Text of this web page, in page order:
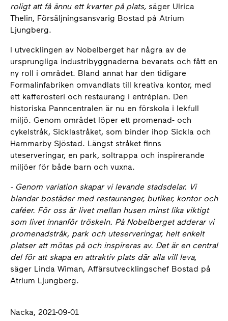
roligt att få ännu ett kvarter på plats, säger Ulrica
Thelin, Försäljningsansvarig Bostad på Atrium
Ljungberg.
I utvecklingen av Nobelberget har några av de
ursprungliga industribyggnaderna bevarats och fått en
ny roll i området. Bland annat har den tidigare
Formalinfabriken omvandlats till kreativa kontor, med
ett kafferosteri och restaurang i entréplan. Den
historiska Panncentralen är nu en förskola i lekfull
miljö. Genom området löper ett promenad- och
cykelstråk, Sicklastråket, som binder ihop Sickla och
Hammarby Sjöstad. Längst stråket finns
uteserveringar, en park, soltrappa och inspirerande
miljöer för både barn och vuxna.
- Genom variation skapar vi levande stadsdelar. Vi
blandar bostäder med restauranger, butiker, kontor och
caféer. För oss är livet mellan husen minst lika viktigt
som livet innanför tröskeln. På Nobelberget adderar vi
promenadstråk, park och uteserveringar, helt enkelt
platser att mötas på och inspireras av. Det är en central
del för att skapa en attraktiv plats där alla vill leva,
säger Linda Wiman, Affärsutvecklingschef Bostad på
Atrium Ljungberg.
Nacka, 2021-09-01